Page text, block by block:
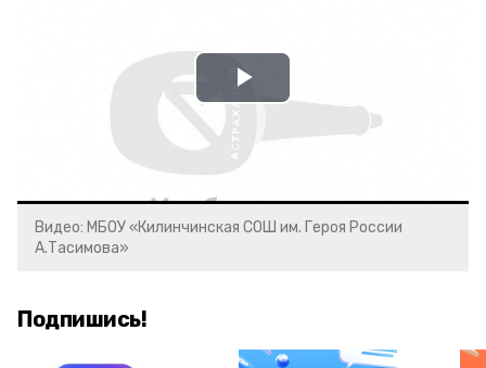
Play
Video
Видео: МБОУ «Килинчинская СОШ им. Героя России
А.Тасимова»
Подпишись!